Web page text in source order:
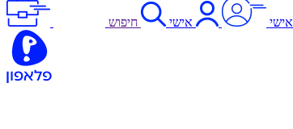
אישי אישי חיפוש